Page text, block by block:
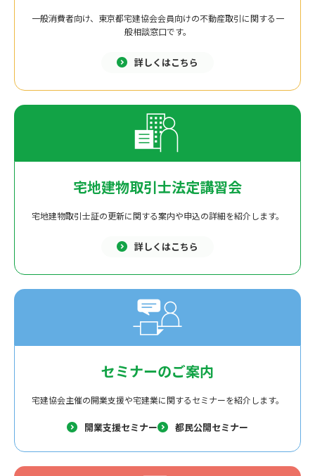
一般消費者向け、東京都宅建協会会員向けの不動産取引に関する一
般相談窓口です。
詳しくはこちら
宅地建物取引士法定講習会
宅地建物取引士証の更新に関する案内や申込の詳細を紹介します。
詳しくはこちら
セミナーのご案内
宅建協会主催の開業支援や宅建業に関するセミナーを紹介します。
開業支援セミナー 都民公開セミナー